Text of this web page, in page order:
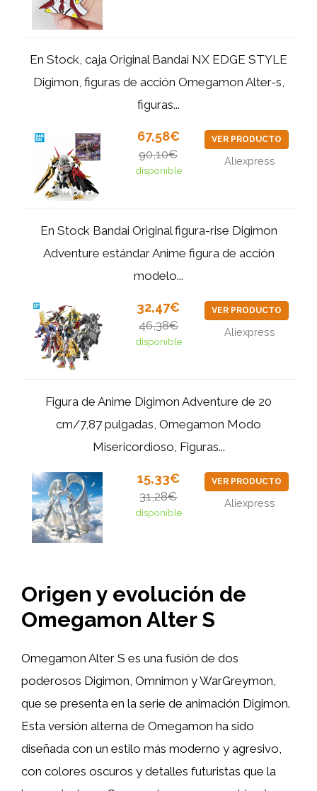
En Stock, caja Original Bandai NX EDGE STYLE
Digimon, figuras de acción Omegamon Alter-s,
figuras...
67,58€
90,10€
disponible
VER PRODUCTO
Aliexpress
En Stock Bandai Original figura-rise Digimon
Adventure estándar Anime figura de acción
modelo...
32,47€
46,38€
disponible
VER PRODUCTO
Aliexpress
Figura de Anime Digimon Adventure de 20
cm/7,87 pulgadas, Omegamon Modo
Misericordioso, Figuras...
15,33€
31,28€
disponible
VER PRODUCTO
Aliexpress
Origen y evolución de
Omegamon Alter S
Omegamon Alter S es una fusión de dos
poderosos Digimon, Omnimon y WarGreymon,
que se presenta en la serie de animación Digimon.
Esta versión alterna de Omegamon ha sido
diseñada con un estilo más moderno y agresivo,
con colores oscuros y detalles futuristas que la